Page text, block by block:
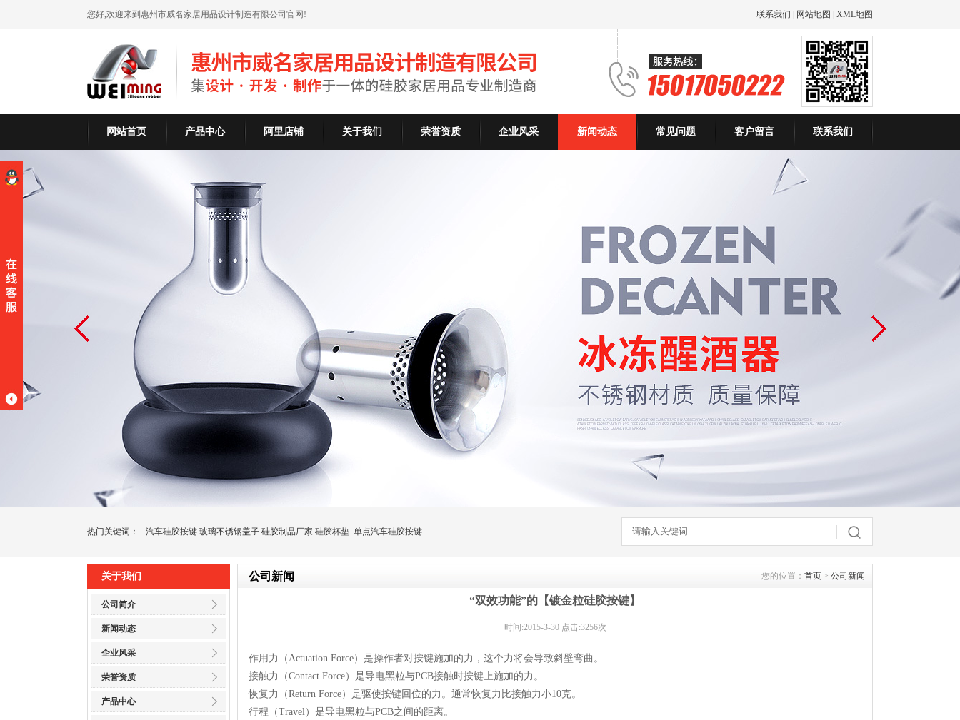
您好,欢迎来到惠州市威名家居用品设计制造有限公司官网! 联系我们 网站地图 XML地图
网站首页 产品中心 阿里店铺 关于我们 荣誉资质 企业风采 新闻动态 常见问题 客户留言 联系我们
热门关键词： 汽车硅胶按键 玻璃不锈钢盖子 硅胶制品厂家 硅胶杯垫 单点汽车硅胶按键
关于我们
公司简介
新闻动态
企业风采
荣誉资质
产品中心
公司新闻 您的位置： 首页 > 公司新闻
“双效功能”的【镀金粒硅胶按键】
时间:2015-3-30 点击:3256次
作用力（Actuation Force）是操作者对按键施加的力，这个力将会导致斜壁弯曲。
接触力（Contact Force）是导电黑粒与PCB接触时按键上施加的力。
恢复力（Return Force）是驱使按键回位的力。通常恢复力比接触力小10克。
行程（Travel）是导电黑粒与PCB之间的距离。